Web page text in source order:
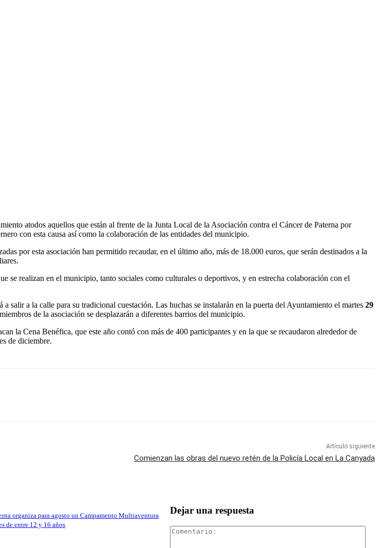
atodos aquellos que están al frente de la Junta Local de la Asociación contra el Cáncer de Paterna por
con esta causa así como la colaboración de las entidades del municipio.
por esta asociación han permitido recaudar, en el último año, más de 18.000 euros, que serán destinados a la
se realizan en el municipio, tanto sociales como culturales o deportivos, y en estrecha colaboración con el
a la calle para su tradicional cuestación. Las huchas se instalarán en la puerta del Ayuntamiento el martes 29
de la asociación se desplazarán a diferentes barrios del municipio.
la Cena Benéfica, que este año contó con más de 400 participantes y en la que se recaudaron alrededor de
de diciembre.
Artículo siguiente
Comienzan las obras del nuevo retén de la Policía Local en La Canyada
organiza para agosto un Campamento Multiaventura
de entre 12 y 16 años
Dejar una respuesta